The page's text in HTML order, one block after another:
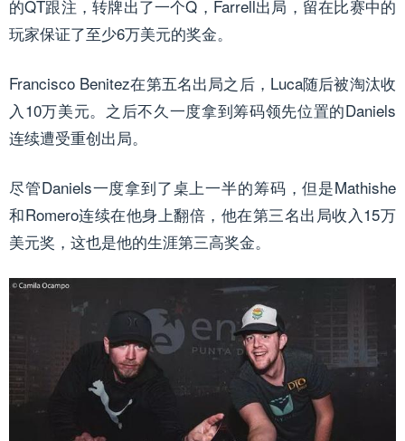
的QT跟注，转牌出了一个Q，Farrell出局，留在比赛中的
玩家保证了至少6万美元的奖金。
Francisco Benitez在第五名出局之后，Luca随后被淘汰收
入10万美元。之后不久一度拿到筹码领先位置的Daniels
连续遭受重创出局。
尽管Daniels一度拿到了桌上一半的筹码，但是Mathishe
和Romero连续在他身上翻倍，他在第三名出局收入15万
美元奖，这也是他的生涯第三高奖金。